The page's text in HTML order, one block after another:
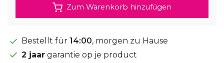
Zum Warenkorb hinzufügen
Bestellt für 14:00, morgen zu Hause
2 jaar garantie op je product